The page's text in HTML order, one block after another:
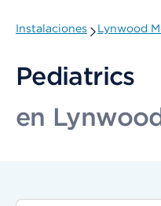
Instalaciones Lynwood
Pediatrics
en